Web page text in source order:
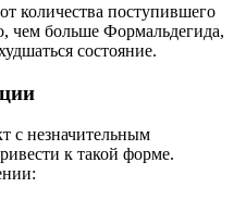
количества поступившего
чем больше Формальдегида,
состояние.
с незначительным
к такой форме.